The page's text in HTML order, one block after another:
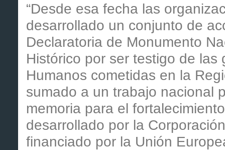
“Desde esa fecha las
desarrollado un conjunto de
Declaratoria de Monumento
Histórico por ser testigo de
Humanos cometidas en la
sumado a un trabajo nacional
memoria para el
desarrollado por la
financiado por la Unión